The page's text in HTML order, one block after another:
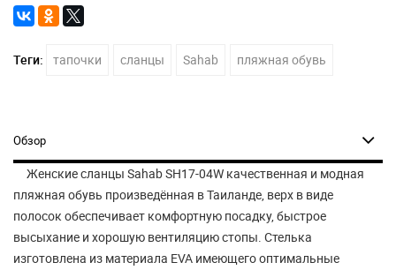
Теги: тапочки сланцы Sahab пляжная обувь
Обзор
Женские сланцы Sahab SH17-04W качественная и модная
пляжная обувь произведённая в Таиланде, верх в виде
полосок обеспечивает комфортную посадку, быстрое
высыхание и хорошую вентиляцию стопы. Стелька
изготовлена из материала EVA имеющего оптимальные